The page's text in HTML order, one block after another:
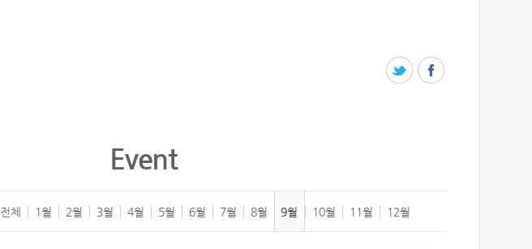
Event
전체 1월 2월 3월 4월 5월 6월 7월 8월 9월 10월 11월 12월